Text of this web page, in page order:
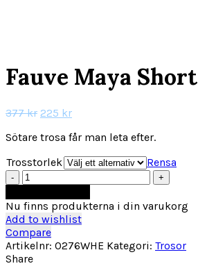
Fauve Maya Short
377kr Det
priset
377 kr.
225 krDet
priset
225 kr.
Sötare trosa får man leta efter.
Trosstorlek
Rensa
Fauve
Maya
Short
mängd
Nu finns produkterna i din varukorg
Add to wishlist
Compare
Artikelnr: 0276WHE Kategori: Trosor
Share